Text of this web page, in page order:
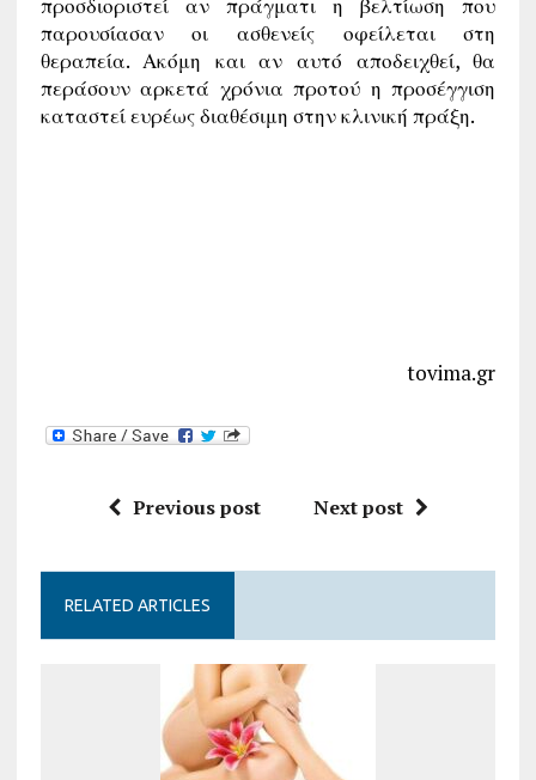
παρουσίασαν οι ασθενείς οφείλεται στη
θεραπεία. Ακόμη και αν αυτό αποδειχθεί, θα
περάσουν αρκετά χρόνια προτού η προσέγγιση
καταστεί ευρέως διαθέσιμη στην κλινική πράξη.
tovima.gr
Previous post Next post
RELATED ARTICLES